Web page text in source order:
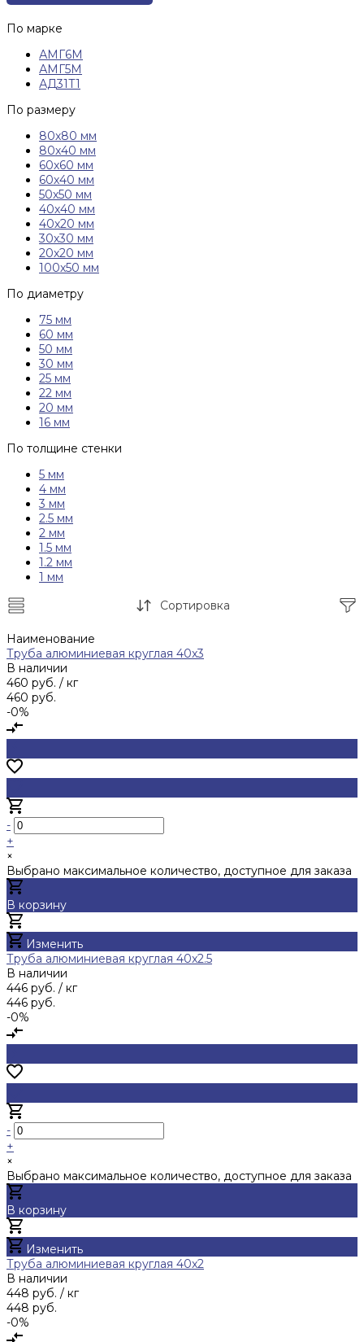
По марке
АМГ6М
АМГ5М
АД31Т1
По размеру
80х80 мм
80х40 мм
60х60 мм
60х40 мм
50х50 мм
40х40 мм
40х20 мм
30х30 мм
20х20 мм
100х50 мм
По диаметру
75 мм
60 мм
50 мм
30 мм
25 мм
22 мм
20 мм
16 мм
По толщине стенки
5 мм
4 мм
3 мм
2.5 мм
2 мм
1.5 мм
1.2 мм
1 мм
Сортировка
Наименование
Труба алюминиевая круглая 40x3
В наличии
460 руб. / кг
460 руб.
-0%
-
+
×
Выбрано максимальное количество, доступное для заказа
В корзину
Изменить
Труба алюминиевая круглая 40x2.5
В наличии
446 руб. / кг
446 руб.
-0%
-
+
×
Выбрано максимальное количество, доступное для заказа
В корзину
Изменить
Труба алюминиевая круглая 40x2
В наличии
448 руб. / кг
448 руб.
-0%